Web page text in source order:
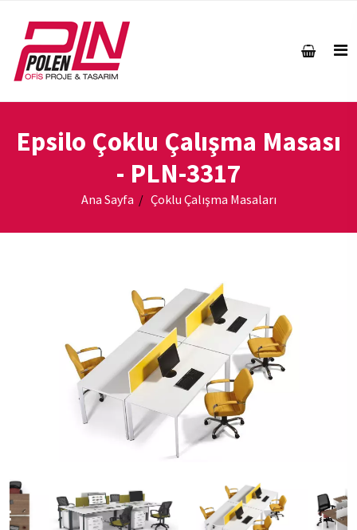
Epsilo Çoklu Çalışma Masası
- PLN-3317
Ana Sayfa Çoklu Çalışma Masaları